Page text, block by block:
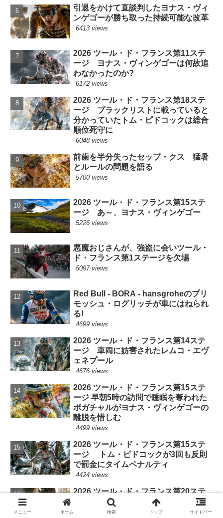
引退をかけて直談判したヨナス・ヴィ
ンゲゴーが勝ち取った持続可能な改革
6413 views
2026 ツール・ド・フランス第11ステ
ージ ヨナス・ヴィンゲゴーは何故追
わなかったのか?
6172 views
2026 ツール・ド・フランス第18ステ
ージ ブラックリストに載っていると
分かっていたトム・ピドコックは総合
順位死守に
6048 views
前歯を半分失ったセップ・クス 猛暑
とルールの問題を語る
5700 views
2026 ツール・ド・フランス第15ステ
ージ あ～、ヨナス・ヴィンゲゴー
5226 views
悪魔おじさんが、強盗に会いツール・
ド・フランス第1ステージを欠場
5097 views
Red Bull - BORA - hansgroheのプリ
モッシュ・ログリッチが車にはねられ
る!
4699 views
2026 ツール・ド・フランス第14ステ
ージ 車両に妨害されたレムコ・エヴ
ェネプール
4676 views
2026 ツール・ド・フランス第15ステ
ージ 早朝5時の訪問で睡眠を奪われた
ポガチャルがヨナス・ヴィンゲゴーの
離脱を惜しむ
4499 views
2026 ツール・ド・フランス第15ステ
ージ トム・ピドコックが3回も反則
で罰金にタイムペナルティ
4424 views
2026 ツール・ド・フランス第20ステ
ージ 渓谷への落車寸前・2度の落車
に罰金 セップ・クスの悲しい一日
メニュー ホーム 検索 トップ サイドバー